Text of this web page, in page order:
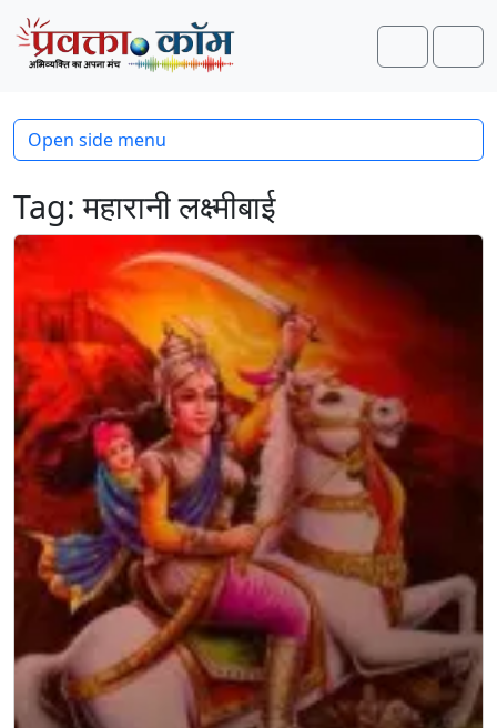
Skip to content
Skip to footer
Search
Tag:महारानी लक्ष्मीबाई
Open side menu